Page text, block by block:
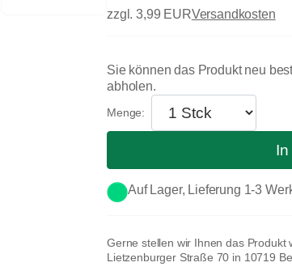
zzgl. 3,99 EURVersandkosten
Gerne stellen wir Ihnen das
Lietzenburger Straße 70 in 10719
Auf Lager, Lieferung 1-3
Sie können das Produkt neu
abholen.